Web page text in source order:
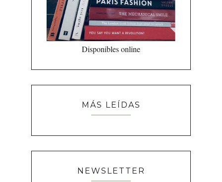
Disponibles online
MÁS LEÍDAS
NEWSLETTER